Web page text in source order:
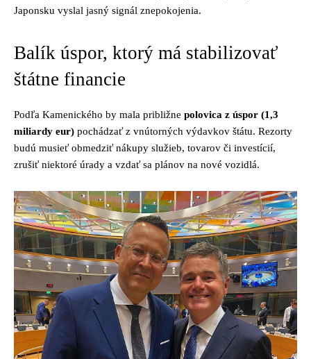
Japonsku vyslal jasný signál znepokojenia.
Balík úspor, ktorý má stabilizovať
štátne financie
Podľa Kamenického by mala približne polovica z úspor (1,3
miliardy eur) pochádzať z vnútorných výdavkov štátu. Rezorty
budú musieť obmedziť nákupy služieb, tovarov či investícií,
zrušiť niektoré úrady a vzdať sa plánov na nové vozidlá.